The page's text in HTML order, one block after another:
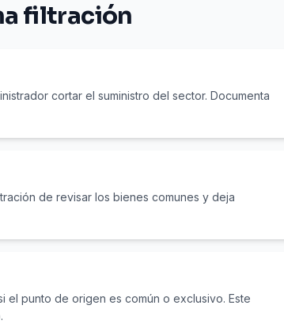
filtración
cortar el suministro del sector. Documenta
de revisar los bienes comunes y deja
punto de origen es común o exclusivo. Este